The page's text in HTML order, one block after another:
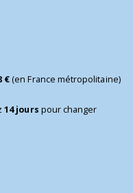
€(en France métropolitaine)
14 jours pour changer